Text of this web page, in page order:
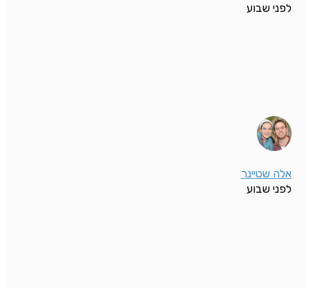
לפני שבוע
אלה שטיינר
לפני שבוע